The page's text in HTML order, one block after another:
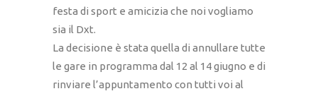
festa di sport e amicizia che noi vogliamo
sia il Dxt.
La decisione è stata quella di annullare tutte
le gare in programma dal 12 al 14 giugno e di
rinviare l’appuntamento con tutti voi al